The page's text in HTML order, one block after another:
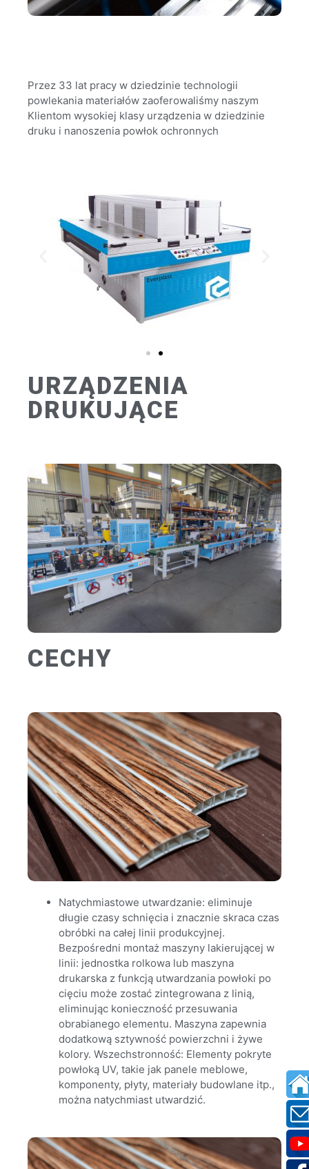
Przez 33 lat pracy w dziedzinie technologii
powlekania materiałów zaoferowaliśmy naszym
Klientom wysokiej klasy urządzenia w dziedzinie
druku i nanoszenia powłok ochronnych
URZĄDZENIA
DRUKUJĄCE
CECHY
Natychmiastowe utwardzanie: eliminuje
długie czasy schnięcia i znacznie skraca czas
obróbki na całej linii produkcyjnej.
Bezpośredni montaż maszyny lakierującej w
linii: jednostka rolkowa lub maszyna
drukarska z funkcją utwardzania powłoki po
cięciu może zostać zintegrowana z linią,
eliminując konieczność przesuwania
obrabianego elementu. Maszyna zapewnia
dodatkową sztywność powierzchni i żywe
kolory. Wszechstronność: Elementy pokryte
powłoką UV, takie jak panele meblowe,
komponenty, płyty, materiały budowlane itp.,
można natychmiast utwardzić.